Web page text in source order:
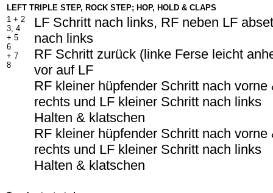
LEFT TRIPLE STEP, ROCK STEP; HOP, HOLD & CLAPS
1 + 2
3, 4
+ 5
6
+ 7
8
LF Schritt nach links, RF neben LF
nach links
RF Schritt zurück (linke Ferse leicht
vor auf LF
RF kleiner hüpfender Schritt nach vorne
rechts und LF kleiner Schritt nach links
Halten & klatschen
RF kleiner hüpfender Schritt nach vorne
rechts und LF kleiner Schritt nach links
Halten & klatschen